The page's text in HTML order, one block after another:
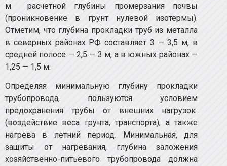
м расчетной глубины промерзания почвы
(проникновение в грунт нулевой изотермы).
Отметим, что глубина прокладки труб из металла
в северных районах РФ составляет 3 — 3,5 м, в
средней полосе — 2,5 — 3 м, а в южных районах —
1,25 — 1,5 м.
Определяя минимальную глубину прокладки
трубопровода, пользуются условием
предохранения трубы от внешних нагрузок
(воздействие веса грунта, транспорта), а также
нагрева в летний период. Минимальная, для
защиты от нагревания, глубина заложения
хозяйственно-питьевого трубопровода должна